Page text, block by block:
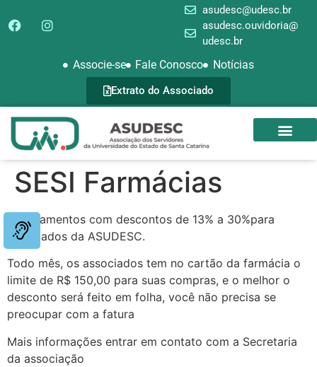
asudesc@udesc.br
asudesc.ouvidoria@
udesc.br
Associe-se Fale Conosco Notícias
Extrato do Associado
SESI Farmácias
Medicamentos com descontos de 13% a 30%para
associados da ASUDESC.
Todo mês, os associados tem no cartão da farmácia o
limite de R$ 150,00 para suas compras, e o melhor o
desconto será feito em folha, você não precisa se
preocupar com a fatura
Mais informações entrar em contato com a Secretaria
da associação